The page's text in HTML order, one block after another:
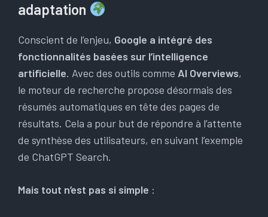
adaptation
Conscient de l’enjeu, Google a intégré des
fonctionnalités basées sur l’intelligence
artificielle. Avec des outils comme AI Overviews,
le moteur de recherche propose désormais des
résumés automatiques en tête des pages de
résultats. Cela a pour but de répondre à l’attente
de synthèse des utilisateurs, en suivant l’exemple
de ChatGPT Search.
Mais tout n’est pas si simple :